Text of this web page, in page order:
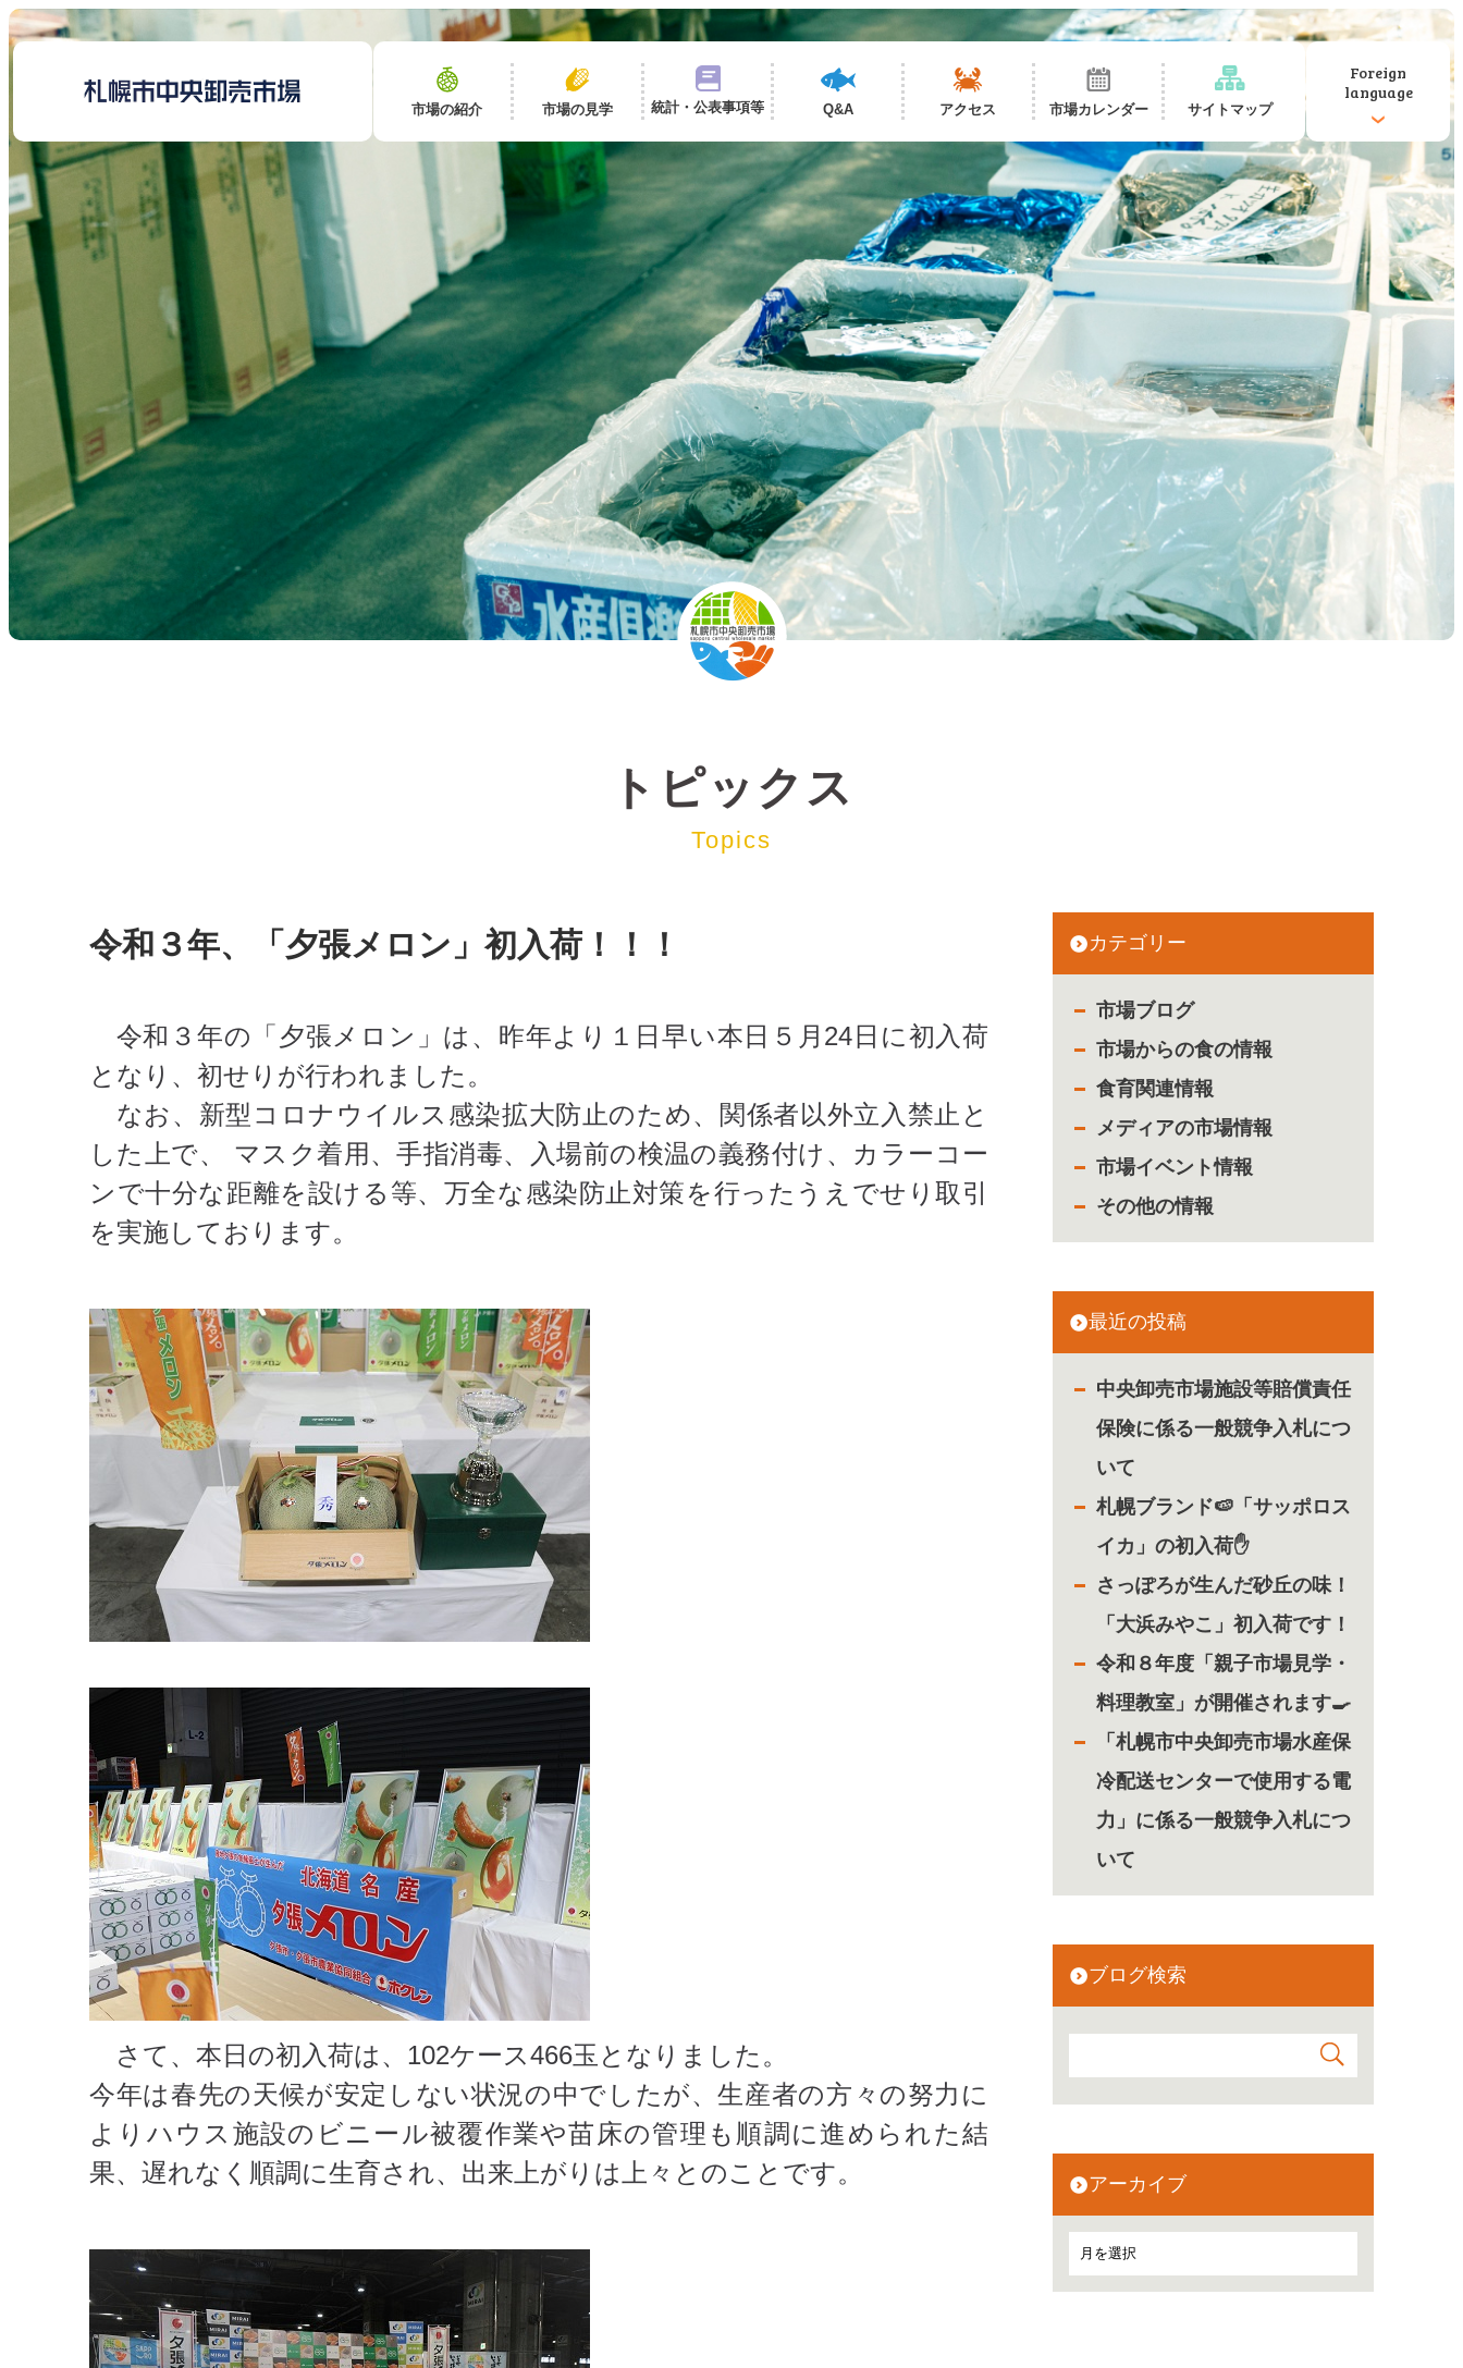
市場の紹介 市場の見学 統計・公表事項等 Q&A アクセス 市場カレンダー サイトマップ
Foreign
language
トピックス
Topics
カテゴリー
市場ブログ
市場からの食の情報
食育関連情報
メディアの市場情報
市場イベント情報
その他の情報
最近の投稿
中央卸売市場施設等賠償責任
保険に係る一般競争入札につ
いて
札幌ブランド🍉「サッポロス
イカ」の初入荷✋
さっぽろが生んだ砂丘の味！
「大浜みやこ」初入荷です！
令和８年度「親子市場見学・
料理教室」が開催されます🍳
「札幌市中央卸売市場水産保
冷配送センターで使用する電
力」に係る一般競争入札につ
いて
ブログ検索
アーカイブ
令和３年、「夕張メロン」初入荷！！！
令和３年の「夕張メロン」は、昨年より１日早い本日５月24日に初入荷
となり、初せりが行われました。
なお、新型コロナウイルス感染拡大防止のため、関係者以外立入禁止と
した上で、 マスク着用、手指消毒、入場前の検温の義務付け、カラーコー
ンで十分な距離を設ける等、万全な感染防止対策を行ったうえでせり取引
を実施しております。
さて、本日の初入荷は、102ケース466玉となりました。
今年は春先の天候が安定しない状況の中でしたが、生産者の方々の努力に
よりハウス施設のビニール被覆作業や苗床の管理も順調に進められた結
果、遅れなく順調に生育され、出来上がりは上々とのことです。